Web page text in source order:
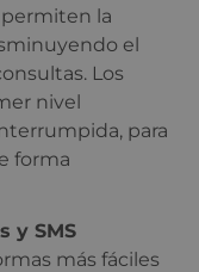
permiten la
el
Los
nivel
para
forma
y SMS
más fáciles